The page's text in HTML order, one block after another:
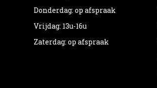
Donderdag: op afspraak
Vrijdag: 13u-16u
Zaterdag: op afspraak